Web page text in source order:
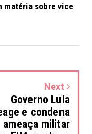
matéria sobre vice
Next
Governo Lula
e condena
ameaça militar